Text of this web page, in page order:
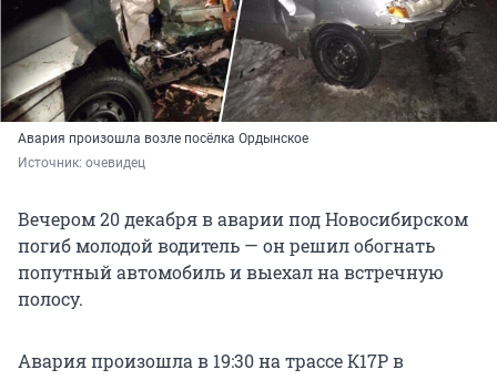
Авария произошла возле посёлка Ордынское
Источник: очевидец
Вечером 20 декабря в аварии под Новосибирском
погиб молодой водитель — он решил обогнать
попутный автомобиль и выехал на встречную
полосу.
Авария произошла в 19:30 на трассе К17Р в